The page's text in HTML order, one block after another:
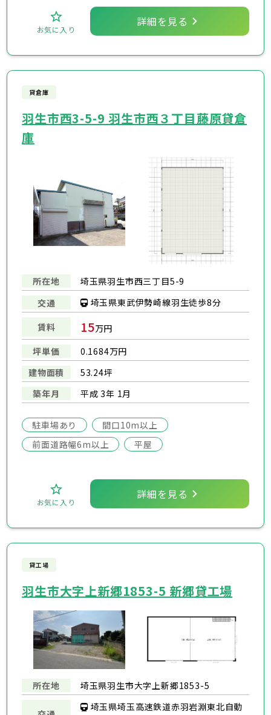
お気に入り
詳細を見る
貸倉庫
羽生市西3-5-9 羽生市西３丁目藤原貸倉
庫
所在地
埼玉県羽生市西三丁目5-9
交通
埼玉県東武伊勢崎線羽生徒歩8分
賃料 15万円
坪単価
0.1684万円
建物面積
53.24坪
築年月
平成 3年 1月
駐車場あり
間口10m以上
前面道路幅6m以上
平屋
お気に入り
詳細を見る
貸工場
羽生市大字上新郷1853-5 新郷貸工場
所在地 埼玉県羽生市大字上新郷1853-5
埼玉県埼玉高速鉄道赤羽岩淵東北自動